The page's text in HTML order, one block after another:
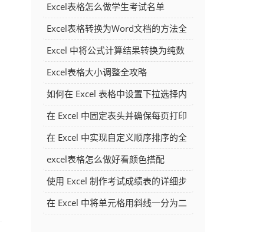
Excel表格怎么做学生考试名单
Excel表格转换为Word文档的方法全
解析
Excel 中将公式计算结果转换为纯数
字的多种方法
Excel表格大小调整全攻略
如何在 Excel 表格中设置下拉选择内
容
在 Excel 中固定表头并确保每页打印
时都显示表头的方法详解
在 Excel 中实现自定义顺序排序的全
面指南
excel表格怎么做好看颜色搭配
使用 Excel 制作考试成绩表的详细步
骤及技巧
在 Excel 中将单元格用斜线一分为二